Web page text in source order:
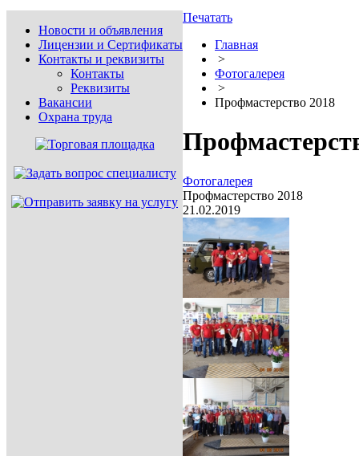
Новости и объявления
Лицензии и Сертификаты
Контакты и реквизиты
Контакты
Реквизиты
Вакансии
Охрана труда
Печатать
Главная
>
Фотогалерея
>
Профмастерство 2018
Фотогалерея
Профмастерство 2018
21.02.2019